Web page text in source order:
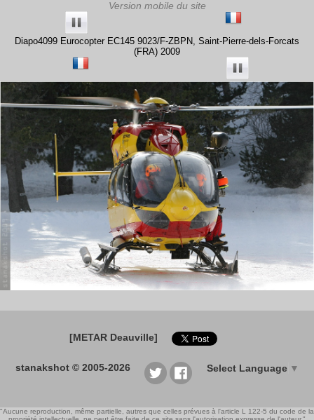
Diapo4099 Eurocopter EC145 9023/F-ZBPN, Saint-Pierre-dels-Forcats
(FRA) 2009
[METAR Deauville]
stanakshot © 2005-2026 Select Language ▼
"Aucune reproduction, même partielle, autres que celles prévues à l'article L 122-5 du code de la